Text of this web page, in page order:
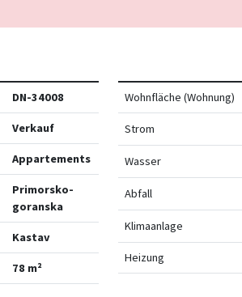
DN-34008
Verkauf
Appartements
Primorsko-
goranska
Kastav
78 m²
Wohnfläche (Wohnung)
Strom
Wasser
Abfall
Klimaanlage
Heizung